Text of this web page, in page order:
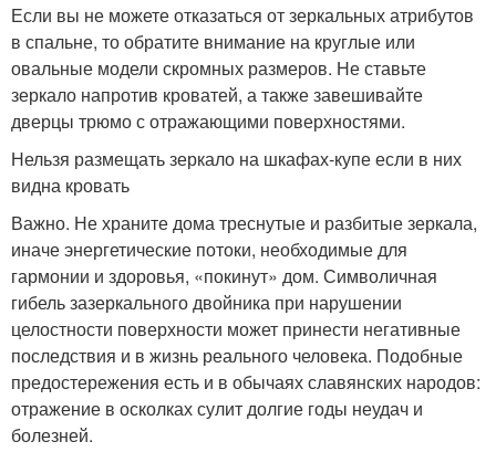
Если вы не можете отказаться от зеркальных атрибутов
в спальне, то обратите внимание на круглые или
овальные модели скромных размеров. Не ставьте
зеркало напротив кроватей, а также завешивайте
дверцы трюмо с отражающими поверхностями.
Нельзя размещать зеркало на шкафах-купе если в них
видна кровать
Важно. Не храните дома треснутые и разбитые зеркала,
иначе энергетические потоки, необходимые для
гармонии и здоровья, «покинут» дом. Символичная
гибель зазеркального двойника при нарушении
целостности поверхности может принести негативные
последствия и в жизнь реального человека. Подобные
предостережения есть и в обычаях славянских народов:
отражение в осколках сулит долгие годы неудач и
болезней.